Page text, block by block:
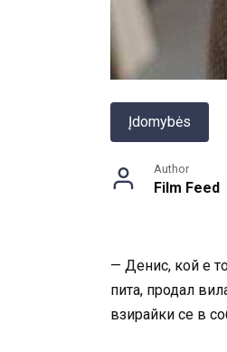
Įdomybės
Author
Film Feed
— Денис, кой е
пита, продал
взирайки се в